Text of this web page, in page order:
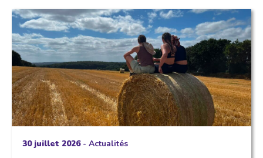
30 juillet 2026- Actualités